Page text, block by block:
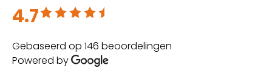
4.7
Beoordeeld met 4.7 uit 5
Gebaseerd op 146 beoordelingen
Powered by